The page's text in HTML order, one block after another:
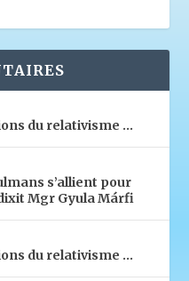
du relativisme …
s’allient pour
Mgr Gyula Márfi
du relativisme …